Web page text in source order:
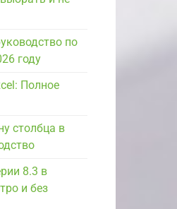
по
году
Полное
столбца в
8.3 в
и без